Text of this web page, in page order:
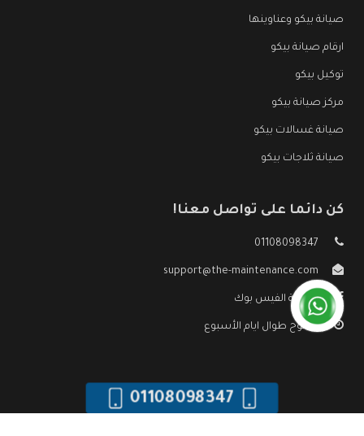
صيانة بيكو وعناوينها
ارقام صيانة بيكو
توكيل بيكو
مركز صيانة بيكو
صيانة غسالات بيكو
صيانة ثلاجات بيكو
كن دائما على تواصل معنا!
01108098347
support@the-maintenance.com
صفحة الفيس بوك
مفتوح طوال ايام الأسبوع
01108098347